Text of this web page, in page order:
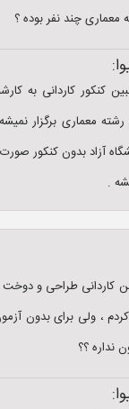
چند نفر بوده ؟
کنکور کاردانی به
رشته معماری برگزار
آزاد بدون کنکور صورت
.
، ولی برای بدون
نداره ؟؟